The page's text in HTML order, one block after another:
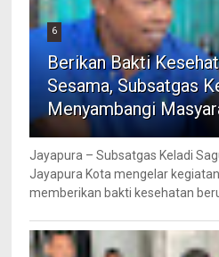
6
Berikan Bakti
Sesama, Subsatgas
Menyambangi
Jayapura – Subsatgas Keladi
Jayapura Kota mengelar
memberikan bakti kesehatan